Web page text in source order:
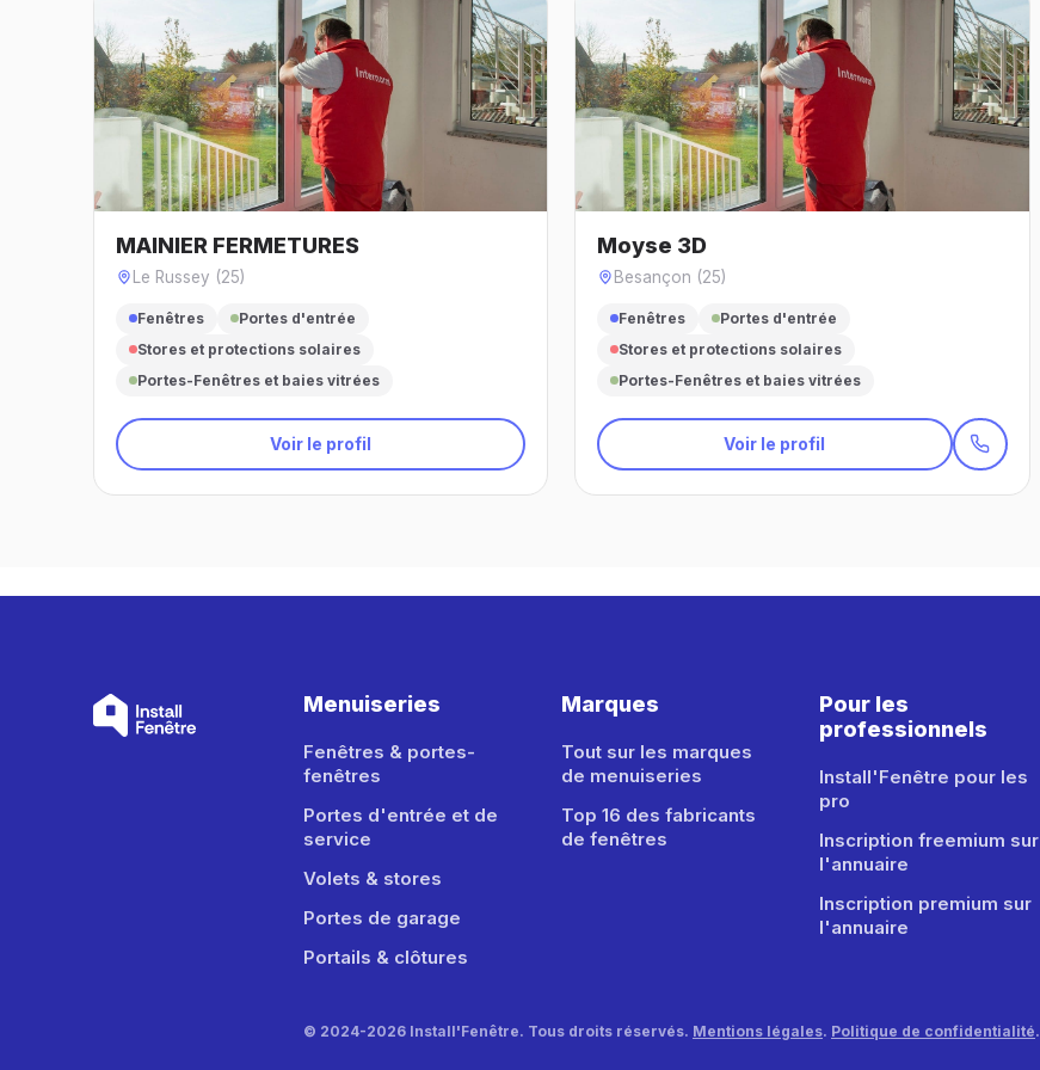
MAINIER FERMETURES
Le Russey (25)
Fenêtres
Portes d'entrée
Stores et protections solaires
Portes-Fenêtres et baies vitrées
Voir le profil
Moyse 3D
Besançon (25)
Fenêtres
Portes d'entrée
Stores et protections solaires
Portes-Fenêtres et baies vitrées
Voir le profil
Menuiseries
Fenêtres & portes-
fenêtres
Portes d'entrée et de
service
Volets & stores
Portes de garage
Portails & clôtures
Marques
Tout sur les marques
de menuiseries
Top 16 des fabricants
de fenêtres
Pour les
professionnels
Install'Fenêtre pour les
pro
Inscription freemium sur
l'annuaire
Inscription premium sur
l'annuaire
© 2024-2026 Install'Fenêtre. Tous droits réservés. Mentions légales. Politique de confidentialité.